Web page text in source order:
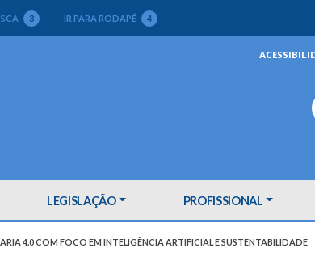
3 IR PARA RODAPÉ 4
LEGISLAÇÃO PROFISSIONAL
4.0 COM FOCO EM INTELIGÊNCIA ARTIFICIAL E SUSTENTABILIDADE